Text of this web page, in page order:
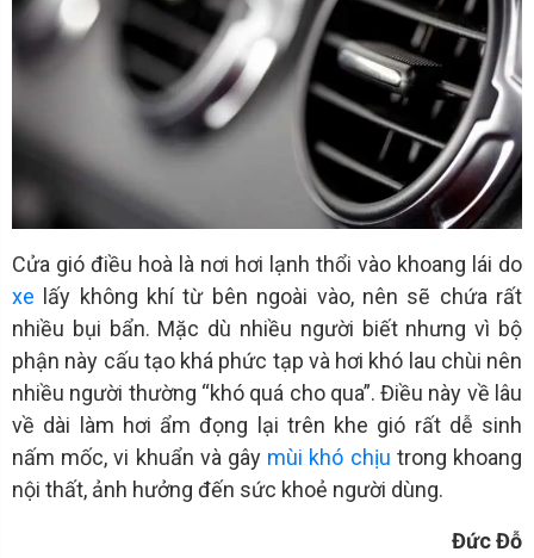
Cửa gió điều hoà là nơi hơi lạnh thổi vào khoang lái do
xe lấy không khí từ bên ngoài vào, nên sẽ chứa rất
nhiều bụi bẩn. Mặc dù nhiều người biết nhưng vì bộ
phận này cấu tạo khá phức tạp và hơi khó lau chùi nên
nhiều người thường “khó quá cho qua”. Điều này về lâu
về dài làm hơi ẩm đọng lại trên khe gió rất dễ sinh
nấm mốc, vi khuẩn và gây mùi khó chịu trong khoang
nội thất, ảnh hưởng đến sức khoẻ người dùng.
Đức Đỗ